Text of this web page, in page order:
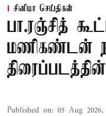
சினிமா செய்திகள்
பா.ரஞ்சித்
மணிகண்டன்
Published on: 05 Aug